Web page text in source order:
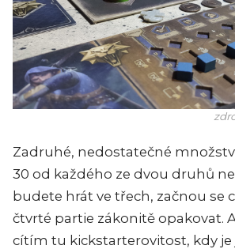
Zadruhé, nedostatečné
30 od každého ze dvou druhů
budete hrát ve třech, začnou se
čtvrté partie zákonitě opakovat.
cítím tu kickstarterovitost, kdy je